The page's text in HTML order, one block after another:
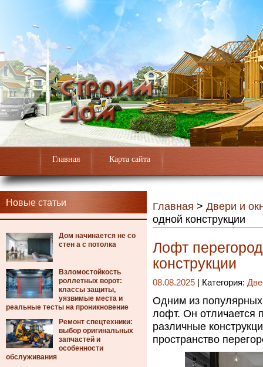
Главная Карта сайта
Новые статьи
Дом начинается не со
стен а с потолка
Взломостойкость
роллетных ворот:
классы защиты,
уязвимые места и
реальные тесты на проникновение
Ремонт спецтехники:
выбор оригинальных
запчастей и
особенности
обслуживания
Главная > Двери и
одной конструкции
Лофт
конструкции
08.08.2025 | Категория:
Одним из
лофт. Он отличается
различные
пространство